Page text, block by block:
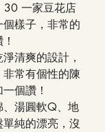
一家豆花店
樣子，非常的
清爽的設計，
常有個性的陳
個讚！
湯圓軟Q、地
純的漂亮，沒